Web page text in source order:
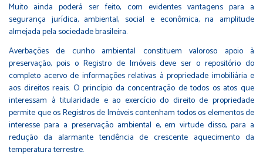
Muito ainda poderá ser feito, com evidentes vantagens para a
segurança jurídica, ambiental, social e econômica, na amplitude
almejada pela sociedade brasileira.
Averbações de cunho ambiental constituem valoroso apoio à
preservação, pois o Registro de Imóveis deve ser o repositório do
completo acervo de informações relativas à propriedade imobiliária e
aos direitos reais. O princípio da concentração de todos os atos que
interessam à titularidade e ao exercício do direito de propriedade
permite que os Registros de Imóveis contenham todos os elementos de
interesse para a preservação ambiental e, em virtude disso, para a
redução da alarmante tendência de crescente aquecimento da
temperatura terrestre.